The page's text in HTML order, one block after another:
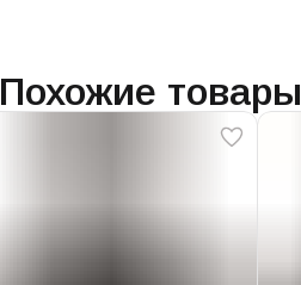
Похожие товары